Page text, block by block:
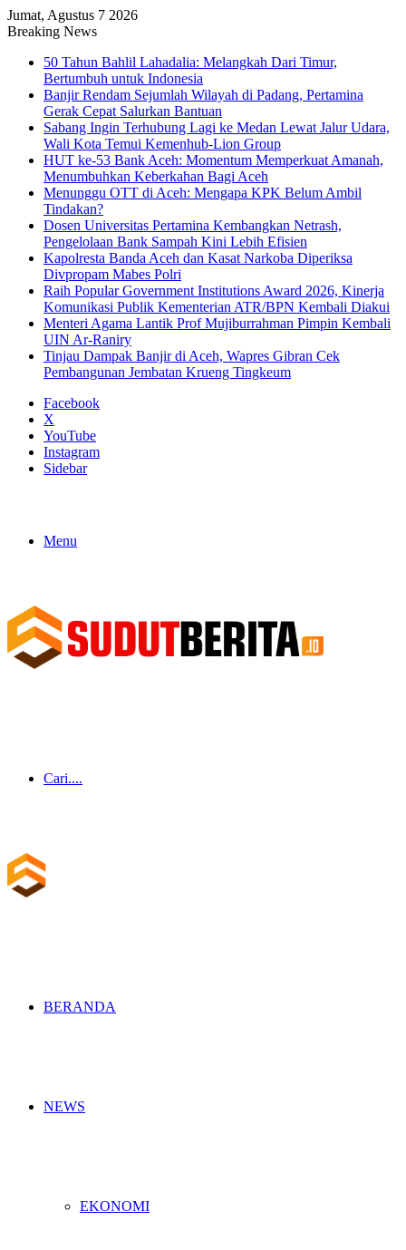
Jumat, Agustus 7 2026
Breaking News
50 Tahun Bahlil Lahadalia: Melangkah Dari Timur,
Bertumbuh untuk Indonesia
Banjir Rendam Sejumlah Wilayah di Padang, Pertamina
Gerak Cepat Salurkan Bantuan
Sabang Ingin Terhubung Lagi ke Medan Lewat Jalur Udara,
Wali Kota Temui Kemenhub-Lion Group
HUT ke-53 Bank Aceh: Momentum Memperkuat Amanah,
Menumbuhkan Keberkahan Bagi Aceh
Menunggu OTT di Aceh: Mengapa KPK Belum Ambil
Tindakan?
Dosen Universitas Pertamina Kembangkan Netrash,
Pengelolaan Bank Sampah Kini Lebih Efisien
Kapolresta Banda Aceh dan Kasat Narkoba Diperiksa
Divpropam Mabes Polri
Raih Popular Government Institutions Award 2026, Kinerja
Komunikasi Publik Kementerian ATR/BPN Kembali Diakui
Menteri Agama Lantik Prof Mujiburrahman Pimpin Kembali
UIN Ar-Raniry
Tinjau Dampak Banjir di Aceh, Wapres Gibran Cek
Pembangunan Jembatan Krueng Tingkeum
Facebook
X
YouTube
Instagram
Sidebar
Menu
Cari....
BERANDA
NEWS
EKONOMI